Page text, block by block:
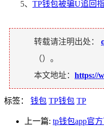
5、 TP钱包被骗U追回
转载请注明出处：
（）。
本文地址： https://
标签： 钱包 TP钱包 TP
上一篇: tp钱包app官